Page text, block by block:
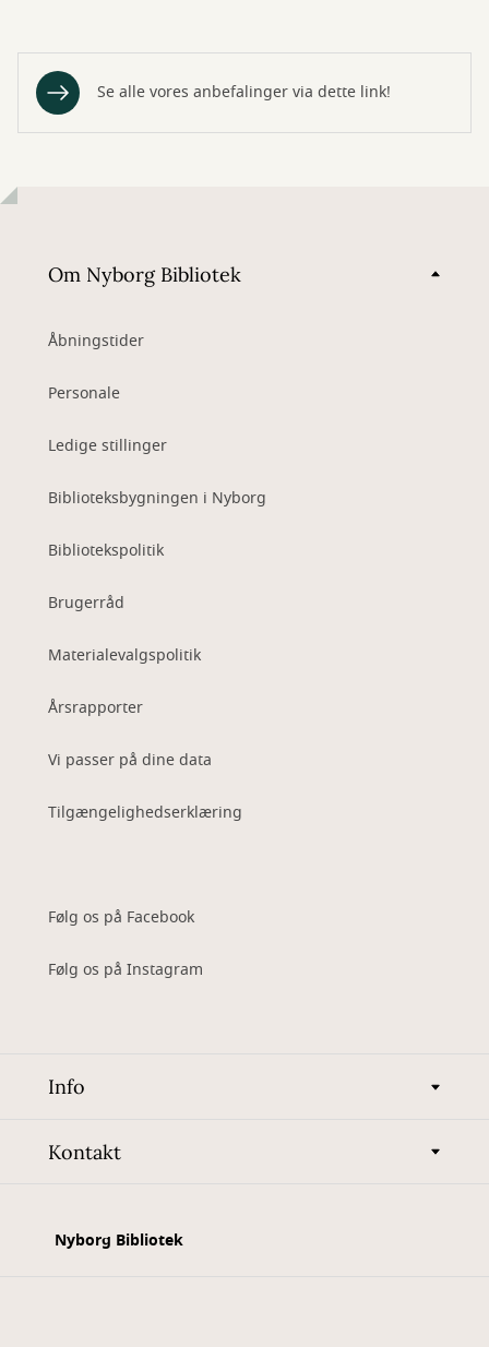
Se alle vores anbefalinger via dette link!
Om Nyborg Bibliotek
Åbningstider
Personale
Ledige stillinger
Biblioteksbygningen i Nyborg
Bibliotekspolitik
Brugerråd
Materialevalgspolitik
Årsrapporter
Vi passer på dine data
Tilgængelighedserklæring
Følg os på Facebook
Følg os på Instagram
Info
Kontakt
Nyborg Bibliotek